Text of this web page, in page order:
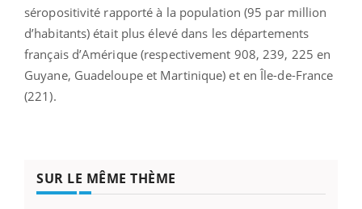
séropositivité rapporté à la population (95 par million
d’habitants) était plus élevé dans les départements
français d’Amérique (respectivement 908, 239, 225 en
Guyane, Guadeloupe et Martinique) et en Île-de-France
(221).
SUR LE MÊME THÈME